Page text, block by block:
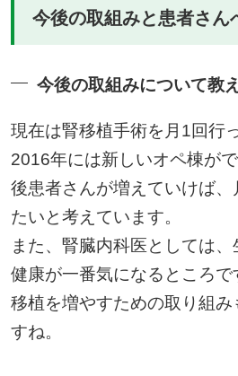
今後の取組みと患者さん
今後の取組みについて教
現在は腎移植手術を月1回行
2016年には新しいオペ棟が
後患者さんが増えていけば、
たいと考えています。
また、腎臓内科医としては
健康が一番気になるところ
移植を増やすための取り組
すね。